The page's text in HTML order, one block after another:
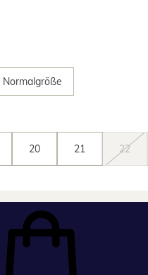
Normalgröße
20 21 22